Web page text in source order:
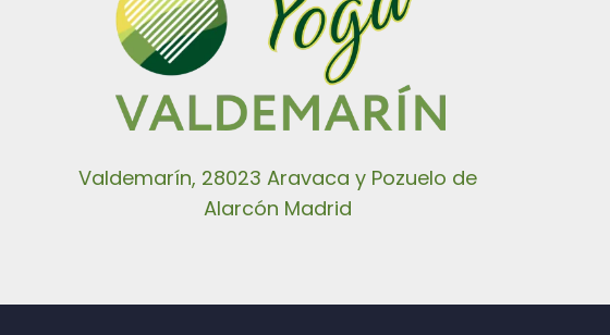
Valdemarín, 28023 Aravaca y Pozuelo de
Alarcón Madrid